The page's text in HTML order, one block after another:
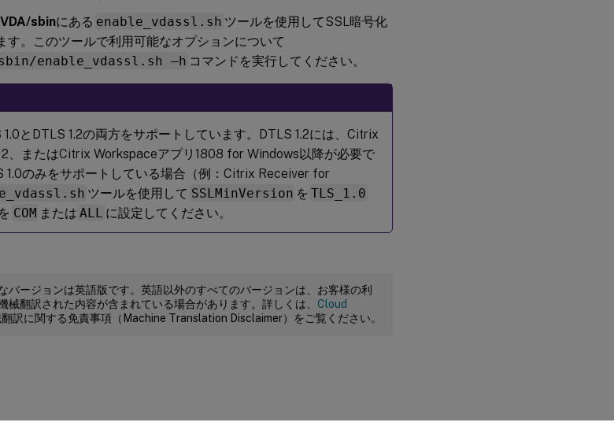
sbinにある enable_vdassl.sh ツールを使用してSSL暗号化
す。このツールで利用可能なオプションについて
enable_vdassl.sh –h コマンドを実行してください。
とDTLS 1.2の両方をサポートしています。DTLS 1.2には、Citrix
、またはCitrix Workspaceアプリ1808 for Windows以降が必要で
1.0のみをサポートしている場合（例：Citrix Receiver for
ツールを使用して SSLMinVersion を TLS_1.0
を COM または ALL に設定してください。
バージョンは英語版です。英語以外のすべてのバージョンは、お客様の利
械翻訳された内容が含まれている場合があります。詳しくは、 Cloud
訳に関する免責事項（Machine Translation Disclaimer）をご覧ください。